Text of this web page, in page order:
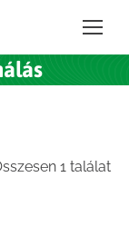
1 találat